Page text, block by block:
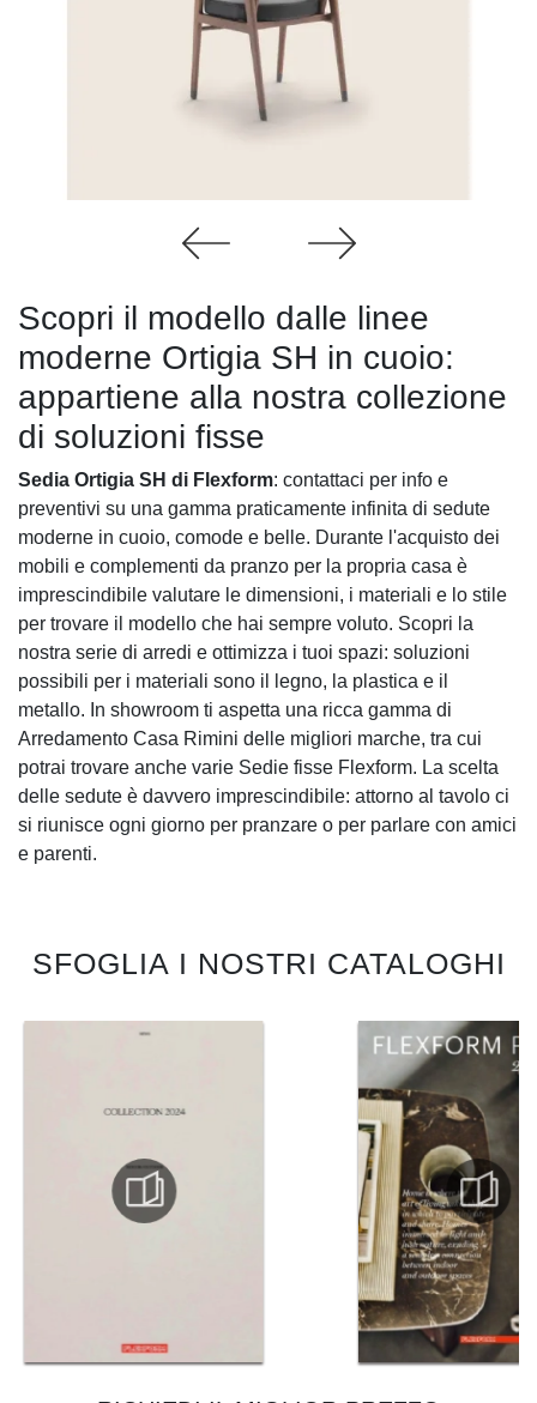
Scopri il modello dalle linee
moderne Ortigia SH in cuoio:
appartiene alla nostra collezione
di soluzioni fisse
Sedia Ortigia SH di Flexform: contattaci per info e
preventivi su una gamma praticamente infinita di sedute
moderne in cuoio, comode e belle. Durante l'acquisto dei
mobili e complementi da pranzo per la propria casa è
imprescindibile valutare le dimensioni, i materiali e lo stile
per trovare il modello che hai sempre voluto. Scopri la
nostra serie di arredi e ottimizza i tuoi spazi: soluzioni
possibili per i materiali sono il legno, la plastica e il
metallo. In showroom ti aspetta una ricca gamma di
Arredamento Casa Rimini delle migliori marche, tra cui
potrai trovare anche varie Sedie fisse Flexform. La scelta
delle sedute è davvero imprescindibile: attorno al tavolo ci
si riunisce ogni giorno per pranzare o per parlare con amici
e parenti.
SFOGLIA I NOSTRI CATALOGHI